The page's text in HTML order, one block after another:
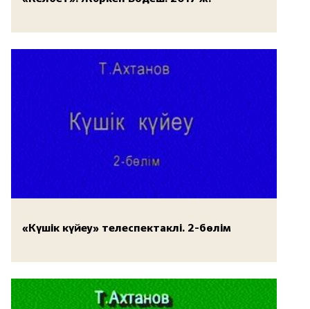
«Күшік күйеу» телеспектаклі. 2-бөлім